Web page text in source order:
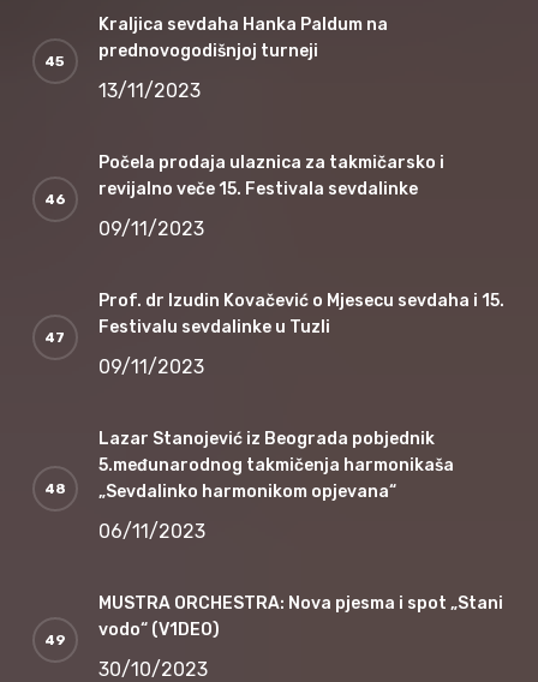
Kraljica sevdaha Hanka Paldum na
prednovogodišnjoj turneji
13/11/2023
Počela prodaja ulaznica za takmičarsko i
revijalno veče 15. Festivala sevdalinke
09/11/2023
Prof. dr Izudin Kovačević o Mjesecu sevdaha i 15.
Festivalu sevdalinke u Tuzli
09/11/2023
Lazar Stanojević iz Beograda pobjednik
5.međunarodnog takmičenja harmonikaša
„Sevdalinko harmonikom opjevana“
06/11/2023
MUSTRA ORCHESTRA: Nova pjesma i spot „Stani
vodo“ (V1DEO)
30/10/2023